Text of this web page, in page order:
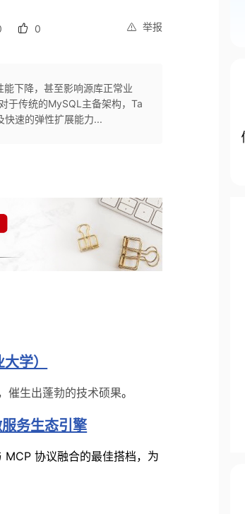
举报
0
能下降，甚至影响源库正常业
于传统的MySQL主备架构，Ta
快速的弹性扩展能力...
学）
催生出蓬勃的技术硕果。
务生态引擎
协议融合的最佳搭档， 为